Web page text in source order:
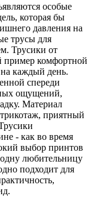
особые
которая бы
давления на
трусы для
Трусики от
комфортной
каждый день.
спереди
ощущений,
Материал
приятный
- как во время
выбор принтов
любительницу
подходит для